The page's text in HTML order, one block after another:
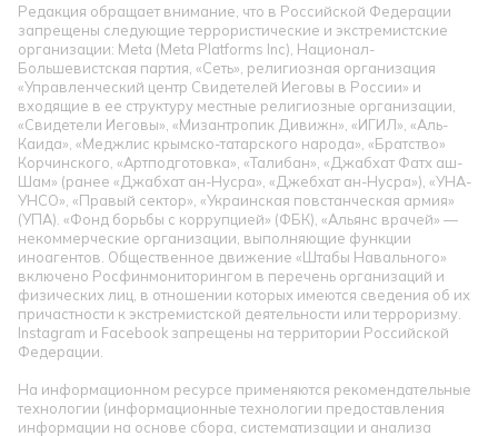
Редакция обращает внимание, что в Российской Федерации
запрещены следующие террористические и экстремистские
организации: Meta (Meta Platforms Inc), Национал-
Большевистская партия, «Сеть», религиозная организация
«Управленческий центр Свидетелей Иеговы в России» и
входящие в ее структуру местные религиозные организации,
«Свидетели Иеговы», «Мизантропик Дивижн», «ИГИЛ», «Аль-
Каида», «Меджлис крымско-татарского народа», «Братство»
Корчинского, «Артподготовка», «Талибан», «Джабхат Фатх аш-
Шам» (ранее «Джабхат ан-Нусра», «Джебхат ан-Нусра»), «УНА-
УНСО», «Правый сектор», «Украинская повстанческая армия»
(УПА). «Фонд борьбы с коррупцией» (ФБК), «Альянс врачей» —
некоммерческие организации, выполняющие функции
иноагентов. Общественное движение «Штабы Навального»
включено Росфинмониторингом в перечень организаций и
физических лиц, в отношении которых имеются сведения об их
причастности к экстремистской деятельности или терроризму.
Instagram и Facebook запрещены на территории Российской
Федерации.
На информационном ресурсе применяются рекомендательные
технологии (информационные технологии предоставления
информации на основе сбора, систематизации и анализа